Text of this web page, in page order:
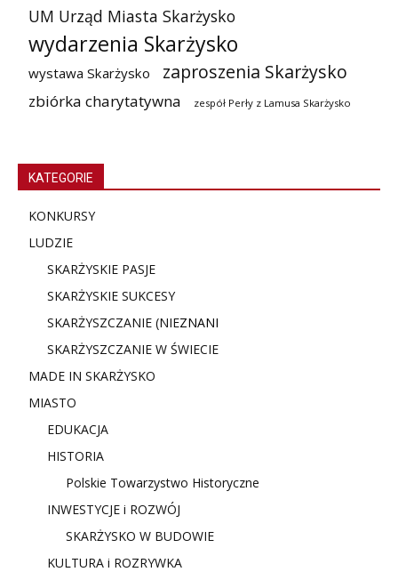
UM Urząd Miasta Skarżysko
wydarzenia Skarżysko
wystawa Skarżysko zaproszenia Skarżysko
zbiórka charytatywna zespół Perły z Lamusa Skarżysko
KATEGORIE
KONKURSY
LUDZIE
SKARŻYSKIE PASJE
SKARŻYSKIE SUKCESY
SKARŻYSZCZANIE (NIEZNANI
SKARŻYSZCZANIE W ŚWIECIE
MADE IN SKARŻYSKO
MIASTO
EDUKACJA
HISTORIA
Polskie Towarzystwo Historyczne
INWESTYCJE i ROZWÓJ
SKARŻYSKO W BUDOWIE
KULTURA i ROZRYWKA